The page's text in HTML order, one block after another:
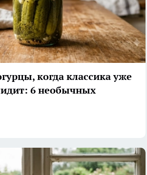
когда классика уже
6 необычных